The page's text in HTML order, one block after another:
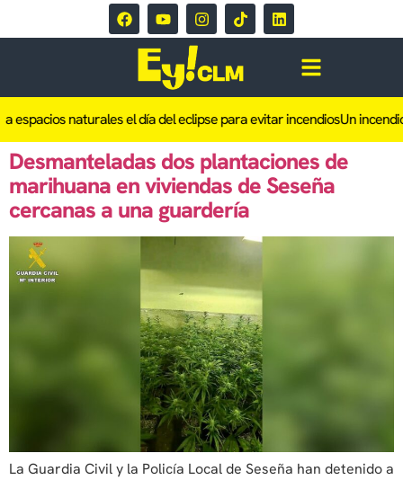
espacios naturales el día del eclipse para evitar incendiosUn
Desmanteladas dos plantaciones de
marihuana en viviendas de Seseña
cercanas a una guardería
La Guardia Civil y la Policía Local de Seseña han detenido a